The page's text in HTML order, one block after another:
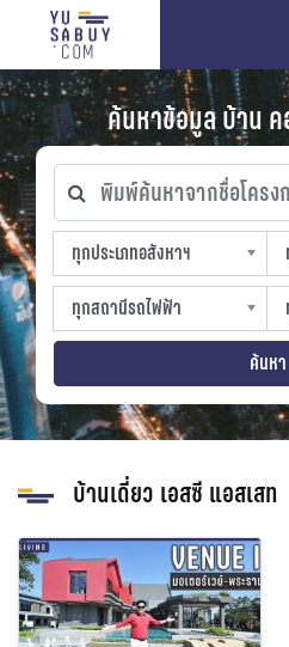
ค้นหาข้อมูล บ้าน ค
พิมพ์ค้นหาจากชื่อโครงการ,
ทุกประเภทอสังหาฯ
ทุกประเภทอสังหาฯ
sproperty
ทุกทำเลที่ตั้ง
ทุกสถานีรถไฟฟ้า
ทุกสถานีรถไฟฟ้า
strain-station
ทุกช่วงราคา
ค้นหา
บ้านเดี่ยว เอสซี แอสเสท